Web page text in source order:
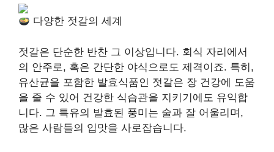
다양한 젓갈의 세계
젓갈은 단순한 반찬 그 이상입니다. 회식 자리에서
의 안주로, 혹은 간단한 야식으로도 제격이죠. 특히,
유산균을 포함한 발효식품인 젓갈은 장 건강에 도움
을 줄 수 있어 건강한 식습관을 지키기에도 유익합
니다. 그 특유의 발효된 풍미는 술과 잘 어울리며,
많은 사람들의 입맛을 사로잡습니다.